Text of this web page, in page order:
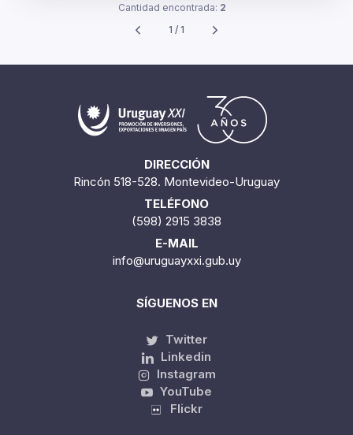
Cantidad encontrada: 2
1 / 1
DIRECCIÓN
Rincón 518-528. Montevideo-Uruguay
TELÉFONO
(598) 2915 3838
E-MAIL
info@uruguayxxi.gub.uy
SÍGUENOS EN
Twitter
Linkedin
Instagram
YouTube
Flickr